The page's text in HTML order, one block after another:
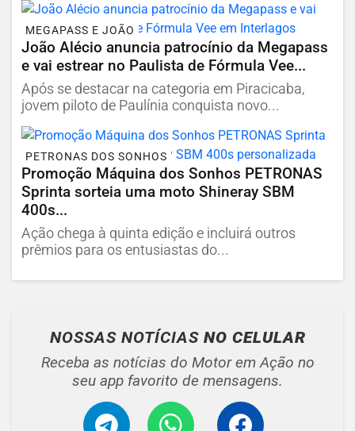
MEGAPASS E JOÃO
João Alécio anuncia patrocínio da Megapass
e vai estrear no Paulista de Fórmula Vee...
Após se destacar na categoria em Piracicaba,
jovem piloto de Paulínia conquista novo...
PETRONAS DOS SONHOS
Promoção Máquina dos Sonhos PETRONAS
Sprinta sorteia uma moto Shineray SBM
400s...
Ação chega à quinta edição e incluirá outros
prêmios para os entusiastas do...
NOSSAS NOTÍCIAS NO CELULAR
Receba as notícias do Motor em Ação no
seu app favorito de mensagens.